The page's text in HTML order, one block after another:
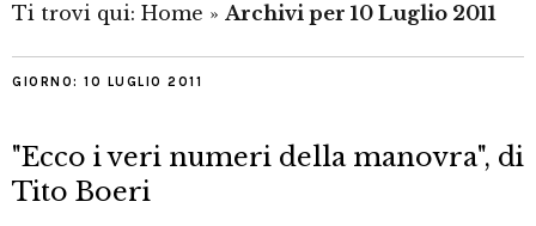
Ti trovi qui: Home » Archivi per 10 Luglio 2011
GIORNO: 10 LUGLIO 2011
"Ecco i veri numeri della manovra", di
Tito Boeri